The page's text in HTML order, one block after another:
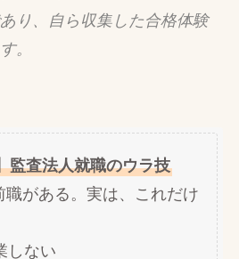
り、自ら収集した合格体験
。
監査法人就職のウラ技
職がある。実は、これだけ
ない